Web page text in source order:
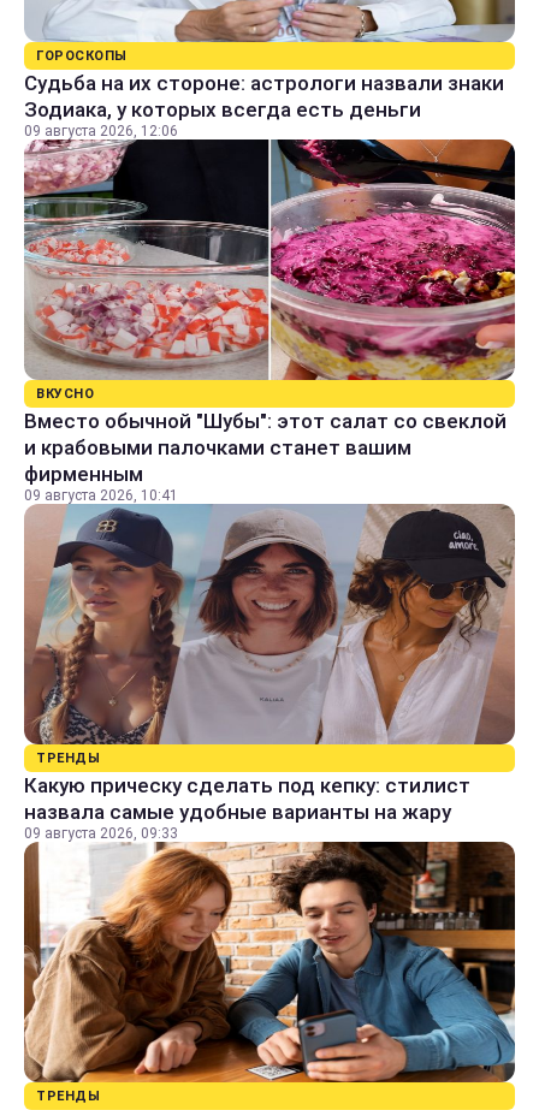
ГОРОСКОПЫ
Судьба на их стороне: астрологи назвали знаки
Зодиака, у которых всегда есть деньги
09 августа 2026, 12:06
ВКУСНО
Вместо обычной "Шубы": этот салат со свеклой
и крабовыми палочками станет вашим
фирменным
09 августа 2026, 10:41
ТРЕНДЫ
Какую прическу сделать под кепку: стилист
назвала самые удобные варианты на жару
09 августа 2026, 09:33
ТРЕНДЫ